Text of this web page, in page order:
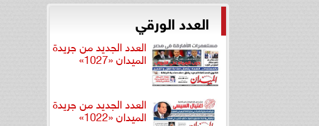
العدد الورقي
العدد الجديد من جريدة
الميدان «1027»
العدد الجديد من جريدة
الميدان «1022»